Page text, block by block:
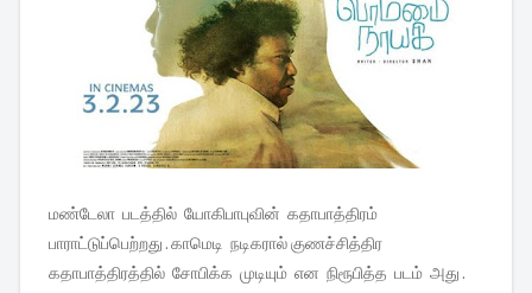
மண்டேலா படத்தில் யோகிபாபுவின் கதாபாத்திரம்
பாராட்டுப்பெற்றது . காமெடி நடிகரால் குணச்சித்திர
கதாபாத்திரத்தில் சோபிக்க முடியும் என நிரூபித்த படம் அது .